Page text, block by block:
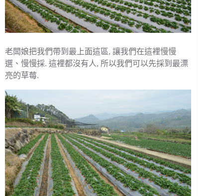
老闆娘把我們帶到最上面這區, 讓我們在這裡慢慢
選、慢慢採. 這裡都沒有人, 所以我們可以先採到最漂
亮的草莓.